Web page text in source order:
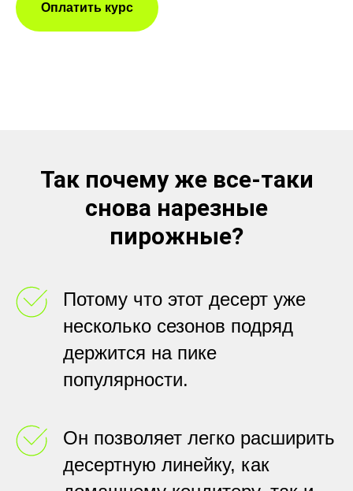
Оплатить курс
Так почему же все-таки
снова нарезные
пирожные?
Потому что этот десерт уже
несколько сезонов подряд
держится на пике
популярности.
Он позволяет легко расширить
десертную линейку, как